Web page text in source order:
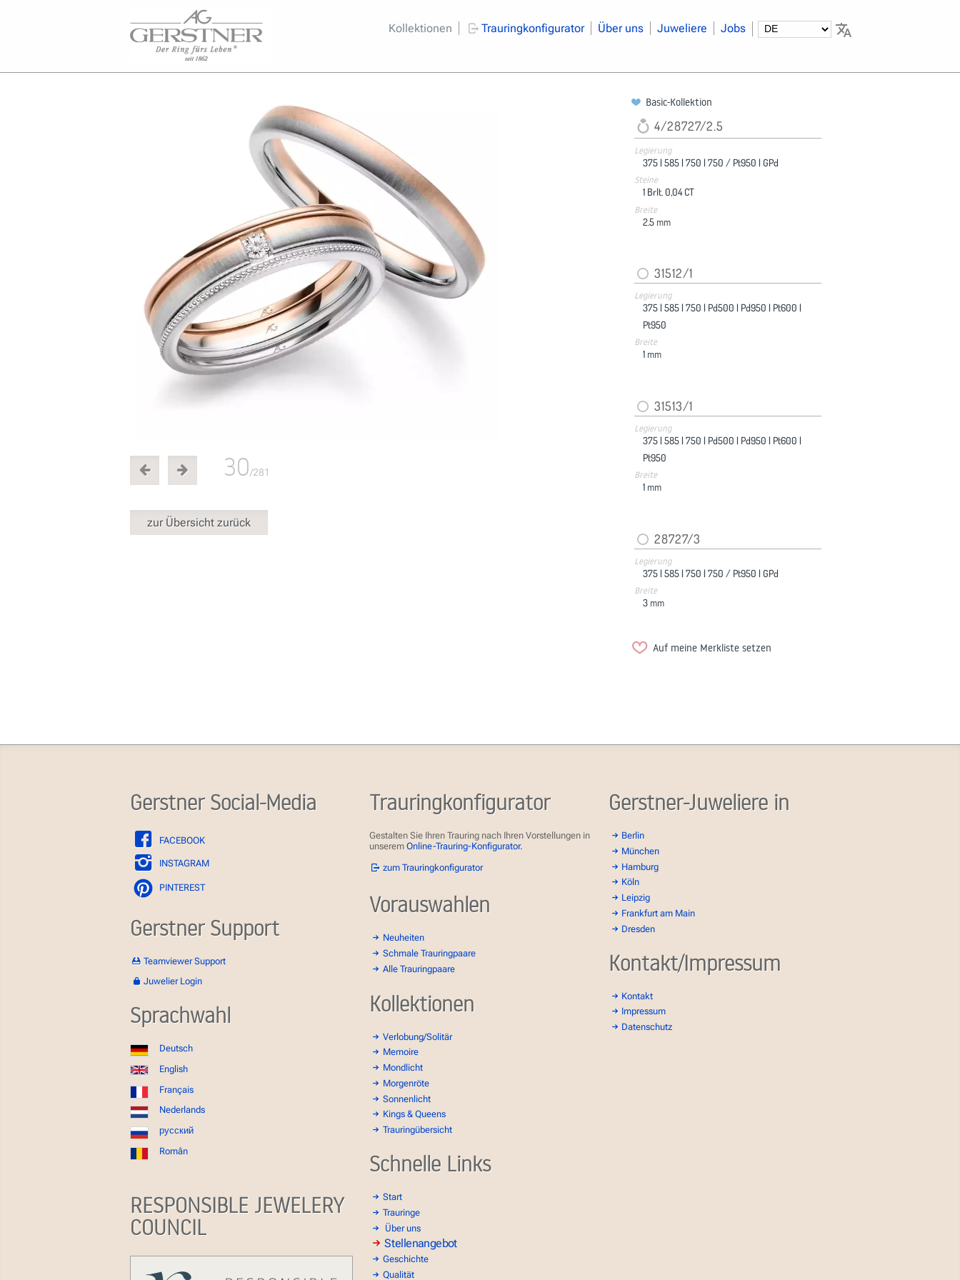
Kollektionen Trauringkonfigurator Über uns Juweliere Jobs
30/281
zur Übersicht zurück
Basic-Kollektion
4/28727/2.5
Legierung
375 | 585 | 750 | 750 / Pt950 | GPd
Steine
1 Brlt. 0,04 CT
Breite
2.5 mm
31512/1
Legierung
375 | 585 | 750 | Pd500 | Pd950 | Pt600 |
Pt950
Breite
1 mm
31513/1
Legierung
375 | 585 | 750 | Pd500 | Pd950 | Pt600 |
Pt950
Breite
1 mm
28727/3
Legierung
375 | 585 | 750 | 750 / Pt950 | GPd
Breite
3 mm
Auf meine Merkliste setzen
Gerstner Social-Media
FACEBOOK
INSTAGRAM
PINTEREST
Gerstner Support
Teamviewer Support
Juwelier Login
Sprachwahl
Deutsch
English
Français
Nederlands
русский
Român
RESPONSIBLE JEWELERY
COUNCIL
Trauringkonfigurator
Gestalten Sie Ihren Trauring nach Ihren Vorstellungen in
unserem Online-Trauring-Konfigurator.
zum Trauringkonfigurator
Vorauswahlen
Neuheiten
Schmale Trauringpaare
Alle Trauringpaare
Kollektionen
Verlobung/Solitär
Memoire
Mondlicht
Morgenröte
Sonnenlicht
Kings & Queens
Trauringübersicht
Schnelle Links
Start
Trauringe
Über uns
Stellenangebot
Geschichte
Qualität
Gerstner-Juweliere in
Berlin
München
Hamburg
Köln
Leipzig
Frankfurt am Main
Dresden
Kontakt/Impressum
Kontakt
Impressum
Datenschutz